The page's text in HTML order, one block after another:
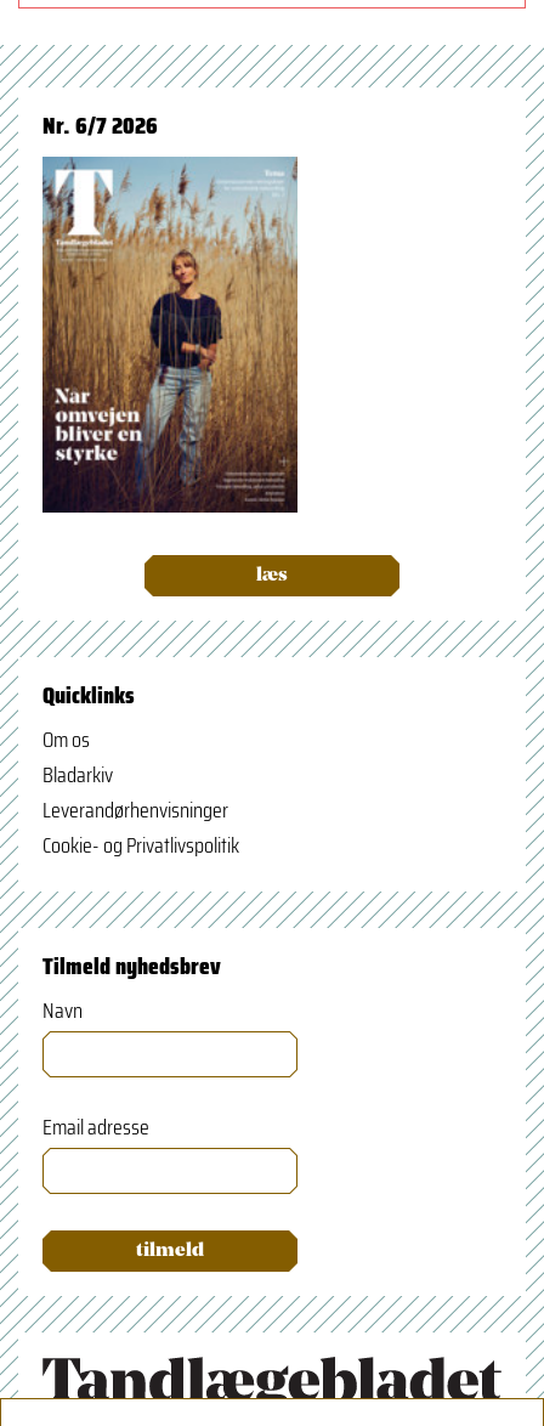
Nr. 6/7 2026
læs
Quicklinks
Om os
Bladarkiv
Leverandørhenvisninger
Cookie- og Privatlivspolitik
Tilmeld nyhedsbrev
Navn
Email adresse